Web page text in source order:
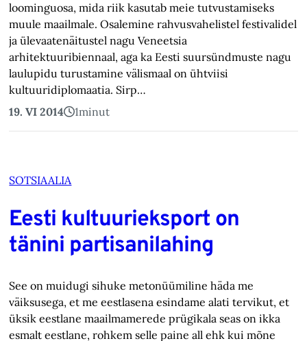
loominguosa, mida riik kasutab meie tutvustamiseks
muule maailmale. Osalemine rahvusvahelistel festivalidel
ja ülevaatenäitustel nagu Veneetsia
arhitektuuribiennaal, aga ka Eesti suursündmuste nagu
laulupidu turustamine välismaal on ühtviisi
kultuuridiplomaatia. Sirp…
19. VI 2014
1minut
SOTSIAALIA
Eesti kultuurieksport on
tänini partisanilahing
See on muidugi sihuke metonüümiline häda me
väiksusega, et me eestlasena esindame alati tervikut, et
üksik eestlane maailmamerede prügikala seas on ikka
esmalt eestlane, rohkem selle paine all ehk kui mõne